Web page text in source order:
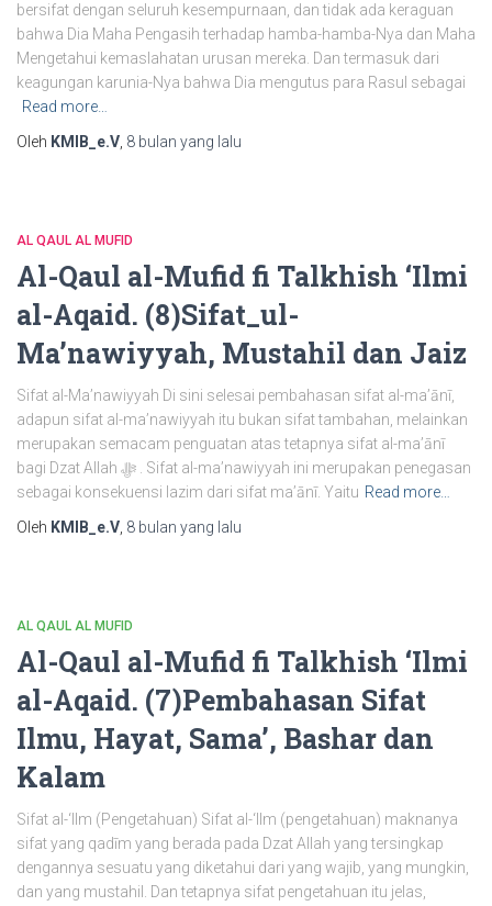
bersifat dengan seluruh kesempurnaan, dan tidak ada keraguan
bahwa Dia Maha Pengasih terhadap hamba-hamba-Nya dan Maha
Mengetahui kemaslahatan urusan mereka. Dan termasuk dari
keagungan karunia-Nya bahwa Dia mengutus para Rasul sebagai
Read more…
Oleh KMIB_e.V 8 bulan yang lalu
AL QAUL AL MUFID
Al-Qaul al-Mufid fi Talkhish ‘Ilmi
al-Aqaid. (8)Sifat_ul-
Ma’nawiyyah, Mustahil dan Jaiz
Sifat al-Ma’nawiyyah Di sini selesai pembahasan sifat al-ma’ānī,
adapun sifat al-ma’nawiyyah itu bukan sifat tambahan, melainkan
merupakan semacam penguatan atas tetapnya sifat al-ma’ānī
bagi Dzat Allah ﷻ . Sifat al-ma’nawiyyah ini merupakan penegasan
sebagai konsekuensi lazim dari sifat ma’ānī. Yaitu Read more…
Oleh KMIB_e.V 8 bulan yang lalu
AL QAUL AL MUFID
Al-Qaul al-Mufid fi Talkhish ‘Ilmi
al-Aqaid. (7)Pembahasan Sifat
Ilmu, Hayat, Sama’, Bashar dan
Kalam
Sifat al-‘Ilm (Pengetahuan) Sifat al-‘Ilm (pengetahuan) maknanya
sifat yang qadīm yang berada pada Dzat Allah yang tersingkap
dengannya sesuatu yang diketahui dari yang wajib, yang mungkin,
dan yang mustahil. Dan tetapnya sifat pengetahuan itu jelas,